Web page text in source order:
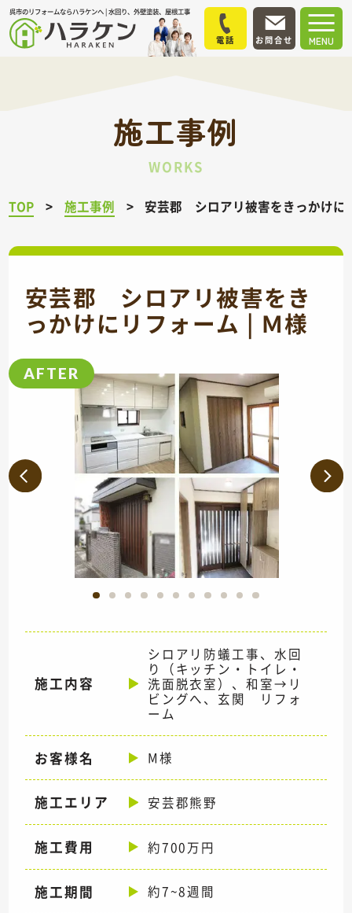
呉市のリフォームならハラケンへ | 水回り、外壁塗装、屋根工事
MENU
電話 お問合せ
施工事例
WORKS
TOP 施工事例 安芸郡 シロアリ被害をきっかけに
安芸郡 シロアリ被害をき
っかけにリフォーム | Ｍ様
施工内容
シロアリ防蟻工事、水回
り（キッチン・トイレ・
洗面脱衣室）、和室→リ
ビングへ、玄関 リフォ
ーム
お客様名 M様
施工エリア 安芸郡熊野
施工費用 約700万円
施工期間 約7~8週間